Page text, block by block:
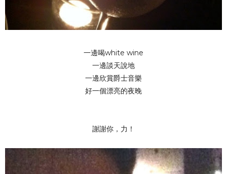
一邊喝white wine
一邊談天說地
一邊欣賞爵士音樂
好一個漂亮的夜晚
謝謝你，力！